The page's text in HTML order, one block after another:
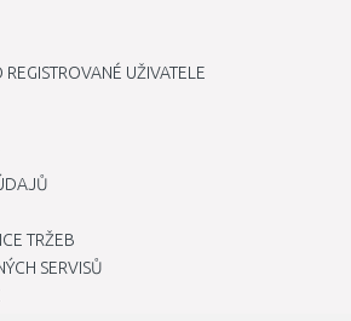
UŽIVATELE
TRŽEB
SERVISŮ